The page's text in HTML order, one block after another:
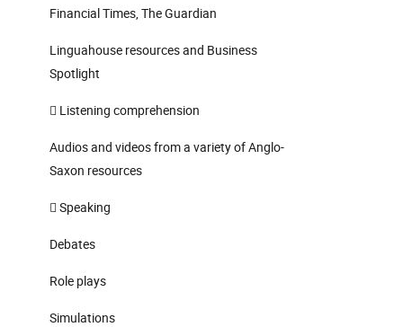
Financial Times, The Guardian
Linguahouse resources and Business
Spotlight
 Listening comprehension
Audios and videos from a variety of Anglo-
Saxon resources
 Speaking
Debates
Role plays
Simulations